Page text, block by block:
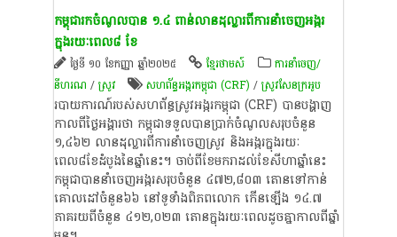
កម្ពុជារកចំណូលបាន ១.៤ ពាន់លានដុល្លារពីការនាំចេញអង្ករ
ក្នុងរយៈពេល៨ ខែ
ថ្ងៃទី ១០ ខែកញ្ញា ឆ្នាំ២០២៥ ខ្មែរថាមស៍
ការនាំចេញ/
នីហរណ /​ស្រូវ​ ​សហព័ន្ធ​អង្ករ​កម្ពុជា (CRF) /ស្រូវ​សែន​ក្រអូប​
របាយការណ៍របស់សហព័ន្ធស្រូវអង្ករកម្ពុជា (CRF) បានបង្ហាញ
កាលពីថ្ងៃអង្គារថា កម្ពុជាទទួលបានប្រាក់ចំណូលសរុបចំនួន
១,៤៦២ លានដុល្លារពីការនាំចេញស្រូវ និងអង្ករក្នុងរយៈ
ពេល៨ខែដំបូងនៃឆ្នាំនេះ។ ចាប់ពីខែមករាដល់ខែសីហាឆ្នាំនេះ
កម្ពុជាបាននាំចេញអង្ករសរុបចំនួន ៤៧២,៨០៣ តោនទៅកាន់
គោលដៅចំនួន៦៦ នៅទូទាំងពិភពលោក កើនឡើង ១៤.៧
ភាគរយពីចំនួន ៤១២,០២៣ តោនក្នុងរយៈពេលដូចគ្នាកាលពីឆ្នាំ